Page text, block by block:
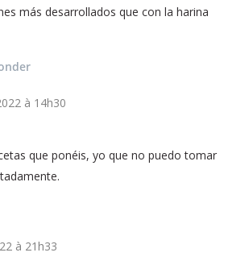
más desarrollados que con la harina
à 14h30
que ponéis, yo que no puedo tomar
à 21h33